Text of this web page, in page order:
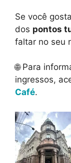
Se você
dos pontos
faltar no seu
🌐 Para
ingressos,
Café.